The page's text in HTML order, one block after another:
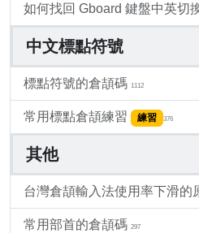
如何找回 Gboard 鍵盤中英切
中文標點符號
標點符號的倉頡碼 1112
常用標點倉頡練習 練習 376
其他
台灣倉頡輸入法使用率下滑的
常用部首的倉頡碼 297